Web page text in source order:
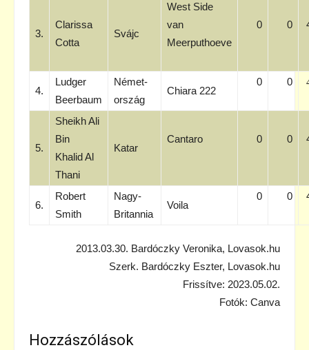
3.
Clarissa
Cotta
Svájc
West Side
van
Meerputhoeve
0 0
4.
Ludger
Beerbaum
Német-
ország
Chiara 222
0 0
5.
Sheikh Ali
Bin
Khalid Al
Thani
Katar
Cantaro 0 0
6.
Robert
Smith
Nagy-
Britannia
Voila
0 0
2013.03.30. Bardóczky Veronika, Lovasok.hu
Szerk. Bardóczky Eszter, Lovasok.hu
Frissítve: 2023.05.02.
Fotók: Canva
Hozzászólások